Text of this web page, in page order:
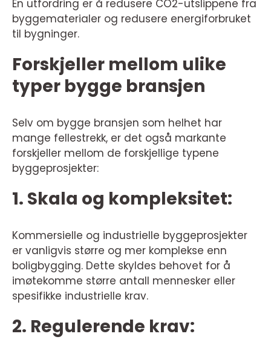
En utfordring er å redusere CO2-utslippene fra
byggematerialer og redusere energiforbruket
til bygninger.
Forskjeller mellom ulike
typer bygge bransjen
Selv om bygge bransjen som helhet har
mange fellestrekk, er det også markante
forskjeller mellom de forskjellige typene
byggeprosjekter:
1. Skala og kompleksitet:
Kommersielle og industrielle byggeprosjekter
er vanligvis større og mer komplekse enn
boligbygging. Dette skyldes behovet for å
imøtekomme større antall mennesker eller
spesifikke industrielle krav.
2. Regulerende krav: